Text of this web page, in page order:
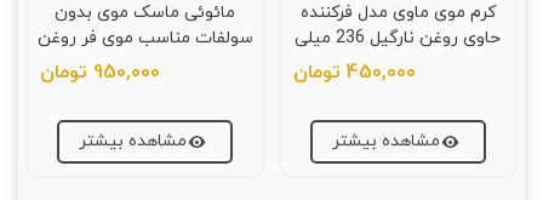
کرم موی ماوی مدل فرکننده
حاوی روغن نارگیل 236 میلی
لیتر مانی Maui450,000 تومان
مشاهده بیشتر
مائوئی ماسک موی بدون
سولفات مناسب موی فر روغن
950,000 تومان
مشاهده بیشتر